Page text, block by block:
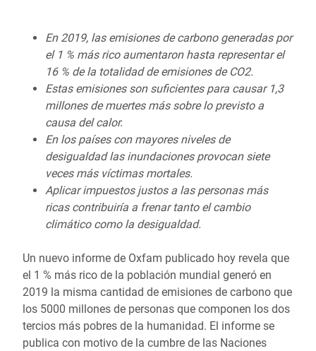
En 2019, las emisiones de carbono generadas por
el 1 % más rico aumentaron hasta representar el
16 % de la totalidad de emisiones de CO2.
Estas emisiones son suficientes para causar 1,3
millones de muertes más sobre lo previsto a
causa del calor.
En los países con mayores niveles de
desigualdad las inundaciones provocan siete
veces más víctimas mortales.
Aplicar impuestos justos a las personas más
ricas contribuiría a frenar tanto el cambio
climático como la desigualdad.
Un nuevo informe de Oxfam publicado hoy revela que
el 1 % más rico de la población mundial generó en
2019 la misma cantidad de emisiones de carbono que
los 5000 millones de personas que componen los dos
tercios más pobres de la humanidad. El informe se
publica con motivo de la cumbre de las Naciones